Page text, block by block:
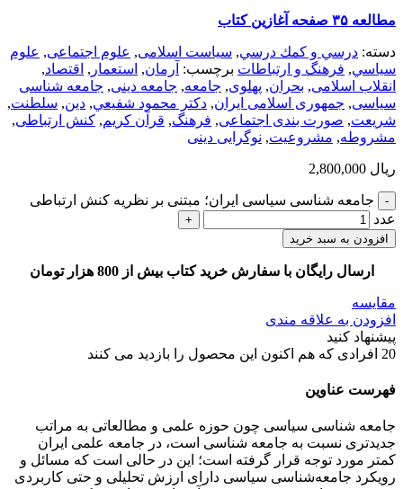
مطالعه ۳۵ صفحه آغازین کتاب
دسته: درسي و كمك درسي, سیاست اسلامی, علوم اجتماعی, علوم
سياسي, فرهنگ و ارتباطات برچسب: آرمان, استعمار , اقتصاد,
انقلاب اسلامی, بحران, پهلوی, جامعه, جامعه دینی, جامعه شناسی
سیاسی, جمهوری اسلامی ایران, دكتر محمود شفيعي, دین, سلطنت,
شریعت, صورت بندی اجتماعی, فرهنگ, قرآن کریم, کنش ارتباطی,
مشروطه, مشروعیت, نوگرایی دینی
ریال
جامعه شناسی سیاسی ایران؛ مبتنی بر نظریه کنش ارتباطی
عدد
افزودن به سبد خرید
ارسال رایگان با سفارش خرید کتاب بیش از 800 هزار تومان
مقایسه
افزودن به علاقه مندی
پیشنهاد کنید
20 افرادی که هم اکنون این محصول را بازدید می کنند
فهرست عناوین
جامعه شناسی سیاسی چون حوزه علمی و مطالعاتی به مراتب
جدیدتری نسبت به جامعه شناسی است، در جامعه علمی ایران
کمتر مورد توجه قرار گرفته است؛ این در حالی است که مسائل و
رویکرد جامعه‌شناسی سیاسی دارای ارزش تحلیلی و حتی کاربردی